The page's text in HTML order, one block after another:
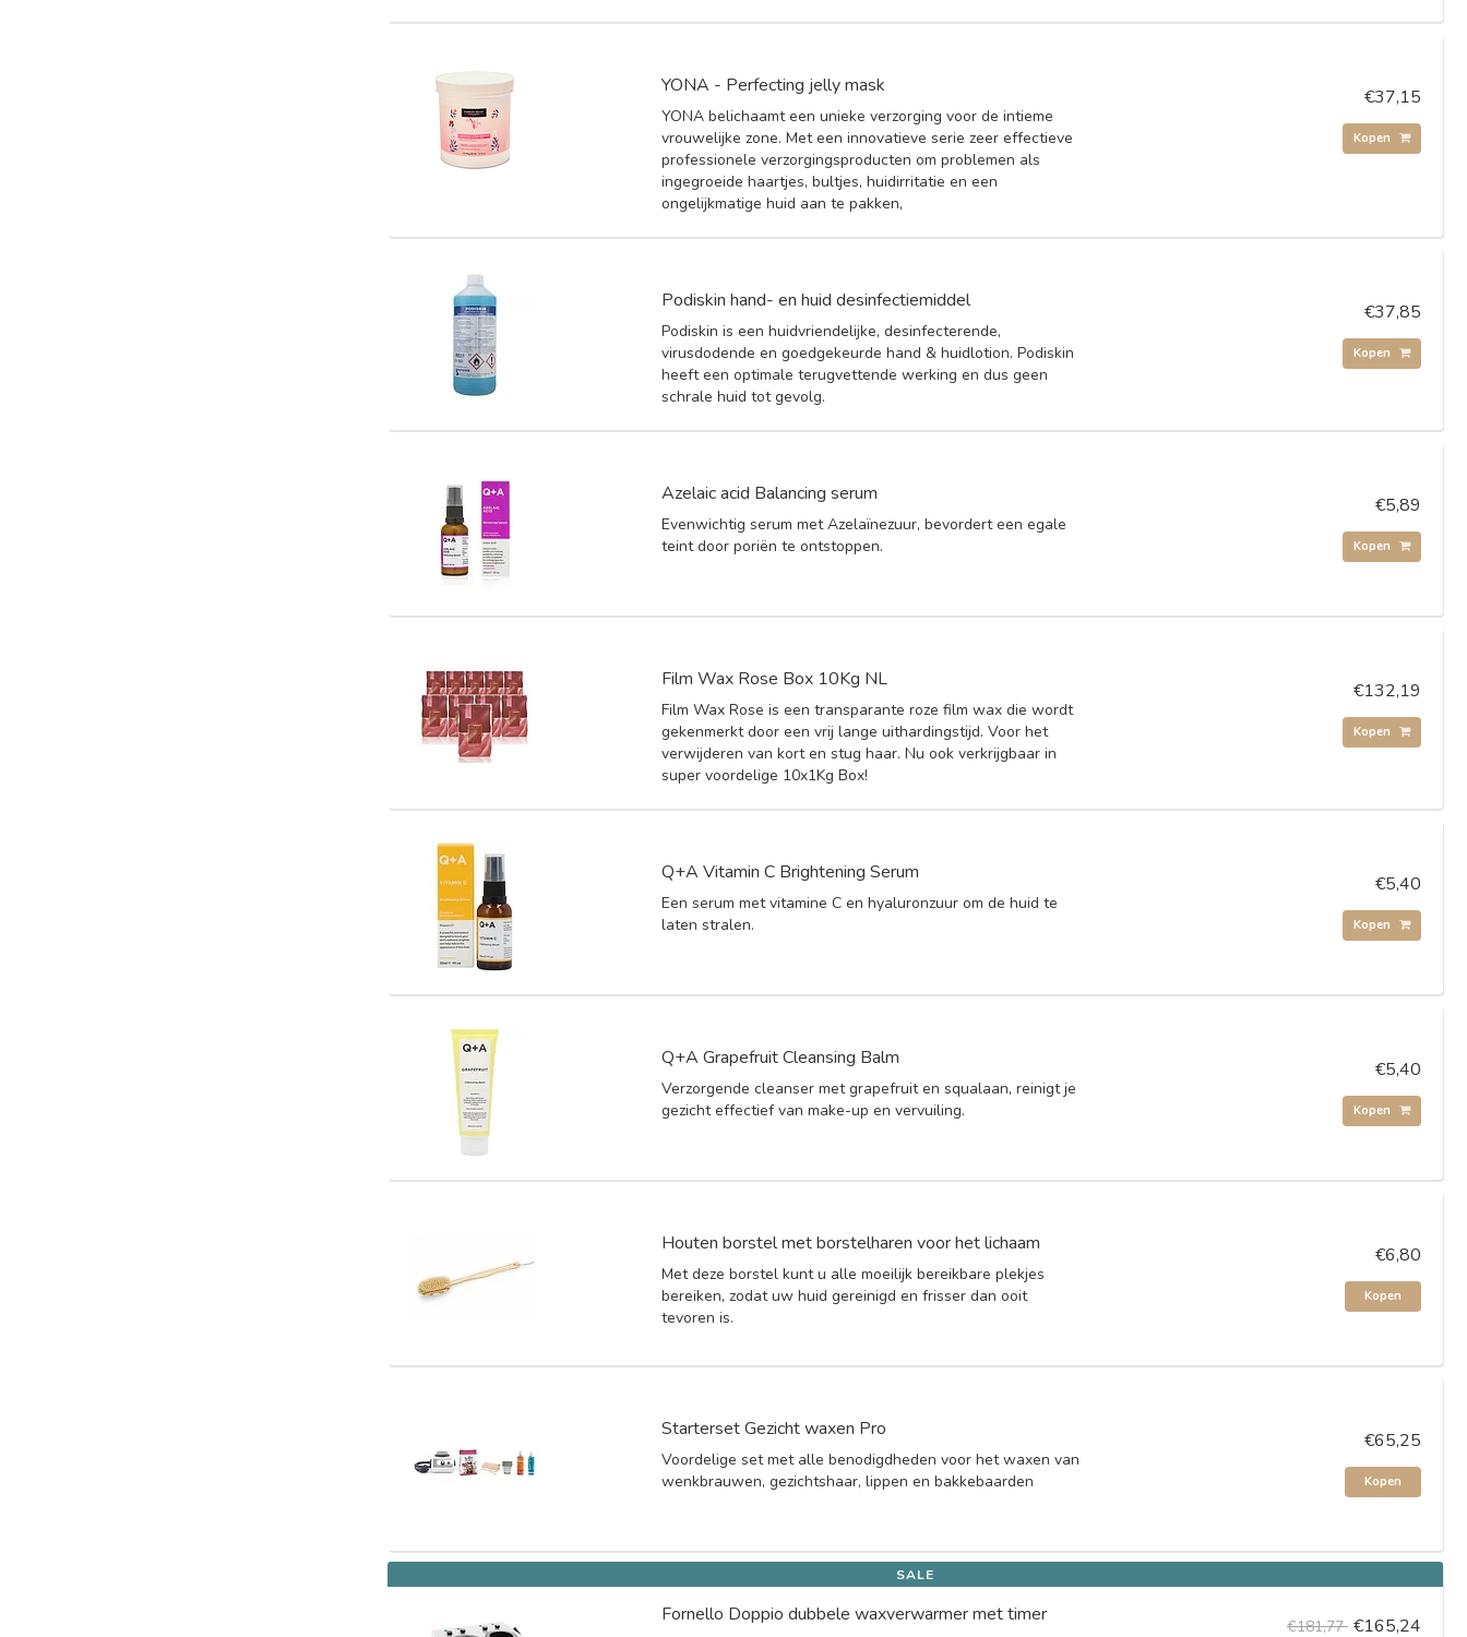
YONA - Perfecting jelly mask
YONA belichaamt een unieke verzorging voor de intieme
vrouwelijke zone. Met een innovatieve serie zeer effectieve
professionele verzorgingsproducten om problemen als
ingegroeide haartjes, bultjes, huidirritatie en een
ongelijkmatige huid aan te pakken,
€37,15
Kopen
Podiskin hand- en huid desinfectiemiddel
Podiskin is een huidvriendelijke, desinfecterende,
virusdodende en goedgekeurde hand & huidlotion. Podiskin
heeft een optimale terugvettende werking en dus geen
schrale huid tot gevolg.
€37,85
Kopen
Azelaic acid Balancing serum
Evenwichtig serum met Azelaïnezuur, bevordert een egale
teint door poriën te ontstoppen.
€5,89
Kopen
Film Wax Rose Box 10Kg NL
Film Wax Rose is een transparante roze film wax die wordt
gekenmerkt door een vrij lange uithardingstijd. Voor het
verwijderen van kort en stug haar. Nu ook verkrijgbaar in
super voordelige 10x1Kg Box!
€132,19
Kopen
Q+A Vitamin C Brightening Serum
Een serum met vitamine C en hyaluronzuur om de huid te
laten stralen.
€5,40
Kopen
Q+A Grapefruit Cleansing Balm
Verzorgende cleanser met grapefruit en squalaan, reinigt je
gezicht effectief van make-up en vervuiling.
€5,40
Kopen
Houten borstel met borstelharen voor het lichaam
Met deze borstel kunt u alle moeilijk bereikbare plekjes
bereiken, zodat uw huid gereinigd en frisser dan ooit
tevoren is.
€6,80
Kopen
Starterset Gezicht waxen Pro
Voordelige set met alle benodigdheden voor het waxen van
wenkbrauwen, gezichtshaar, lippen en bakkebaarden
€65,25
Kopen
SALE
Fornello Doppio dubbele waxverwarmer met timer
€181,77 €165,24